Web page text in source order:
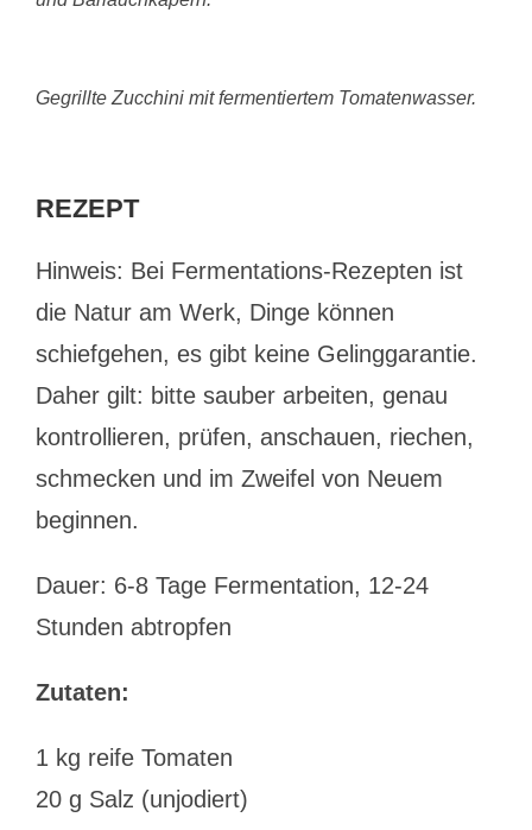
Gegrillte Zucchini mit fermentiertem Tomatenwasser.
REZEPT
Hinweis: Bei Fermentations-Rezepten ist
die Natur am Werk, Dinge können
schiefgehen, es gibt keine Gelinggarantie.
Daher gilt: bitte sauber arbeiten, genau
kontrollieren, prüfen, anschauen, riechen,
schmecken und im Zweifel von Neuem
beginnen.
Dauer: 6-8 Tage Fermentation, 12-24
Stunden abtropfen
Zutaten:
1 kg reife Tomaten
20 g Salz (unjodiert)